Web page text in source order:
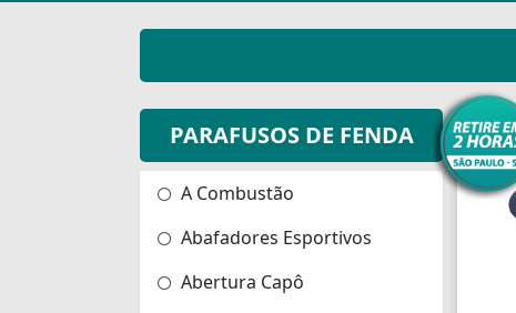
PARAFUSOS DE FENDA
A Combustão
Abafadores Esportivos
Abertura Capô